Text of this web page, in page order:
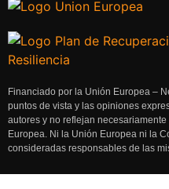
Financiado por la Unión Europea –
puntos de vista y las opiniones
autores y no reflejan
Europea. Ni la Unión Europea ni la
consideradas responsables de las